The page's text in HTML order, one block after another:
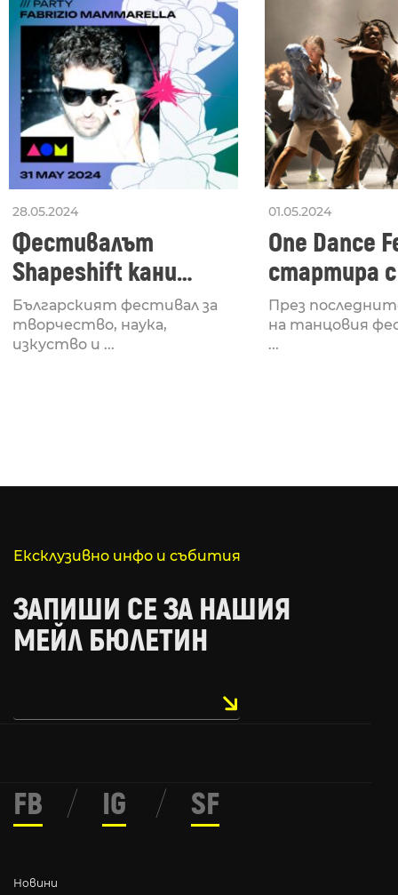
28.05.2024
Фестивалът
Shapeshift кани
Fabrizio Mammarella
за откриването си
Българският фестивал за
творчество, наука,
изкуство и ...
01.05.2024
One Dance
стартира
Lucid,
рейв
През
на танцовия
...
Ексклузивно инфо и събития
ЗАПИШИ СЕ ЗА НАШИЯ
МЕЙЛ БЮЛЕТИН
Новини
FB / IG / SF